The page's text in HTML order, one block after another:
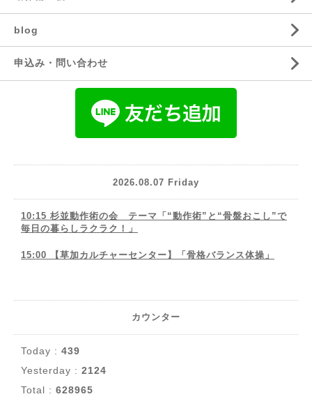
blog
申込み・問い合わせ
2026.08.07 Friday
10:15 杉並動作術の会 テーマ「“動作術”と“骨盤おこし”で
毎日の暮らしラクラク！」
15:00 【草加カルチャーセンター】「骨格バランス体操」
カウンター
Today : 439
Yesterday : 2124
Total : 628965